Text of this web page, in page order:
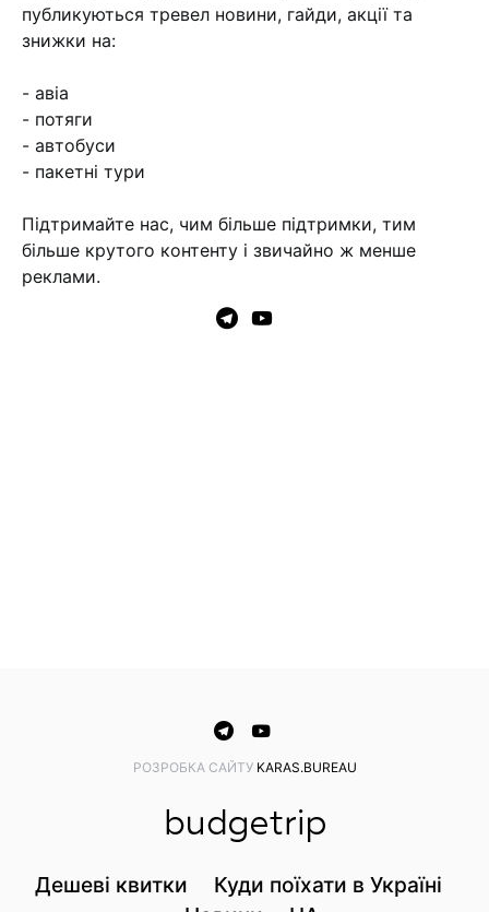
публикуються тревел новини, гайди, акції та
знижки на:
- авіа
- потяги
- автобуси
- пакетні тури
Підтримайте нас, чим більше підтримки, тим
більше крутого контенту і звичайно ж менше
реклами.
PОЗРОБКА САЙТУ KARAS.BUREAU
Дешеві квитки
Куди поїхати в Україні